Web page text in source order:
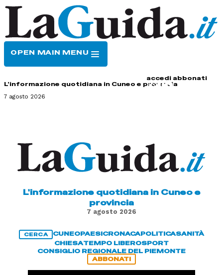
OPEN MAIN MENU
accedi abbonati
L'informazione quotidiana in Cuneo e provincia
7 agosto 2026
L'informazione quotidiana in Cuneo e
provincia
7 agosto 2026
CERCA CUNEOPAESICRONACAPOLITICASANITÀ
CHIESATEMPO LIBEROSPORT
CONSIGLIO REGIONALE DEL PIEMONTE
ABBONATI